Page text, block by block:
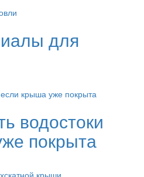
для
водостоки
покрыта